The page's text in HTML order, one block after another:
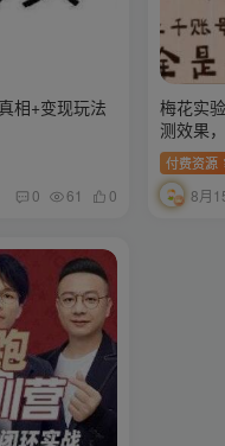
相+变现玩法
0 61 0
梅花实
测效果
付费资源
8月